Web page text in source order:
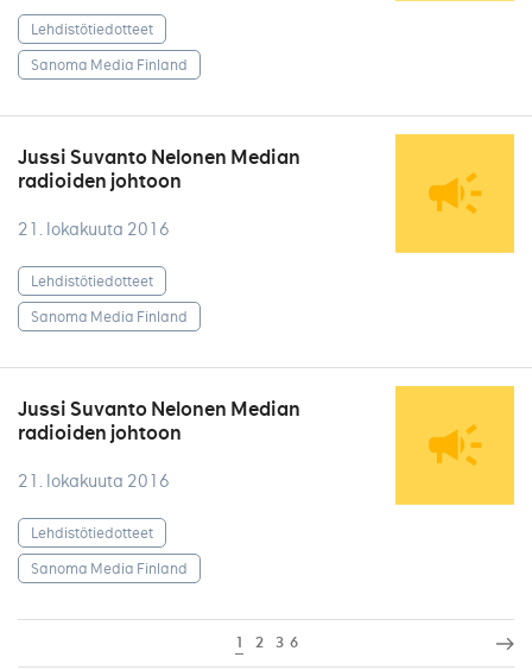
Lehdistötiedotteet
Sanoma Media Finland
Jussi Suvanto Nelonen Median
radioiden johtoon
21. lokakuuta 2016
Lehdistötiedotteet
Sanoma Media Finland
Jussi Suvanto Nelonen Median
radioiden johtoon
21. lokakuuta 2016
Lehdistötiedotteet
Sanoma Media Finland
1 2 3 6